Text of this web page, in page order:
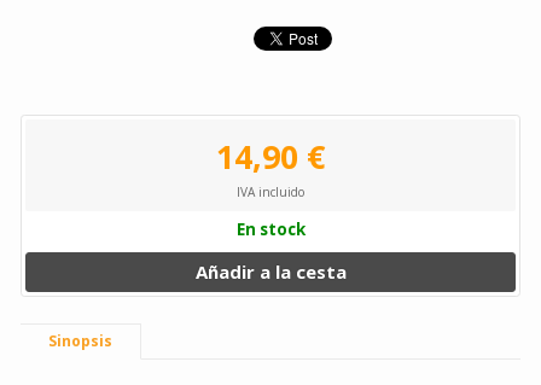
14,90 €
IVA incluido
En stock
Añadir a la cesta
Sinopsis